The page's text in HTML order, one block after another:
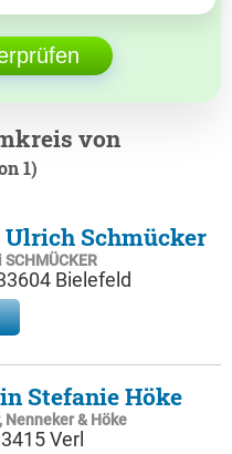
von
1)
Schmücker
Bielefeld
Stefanie Höke
& Höke
Verl